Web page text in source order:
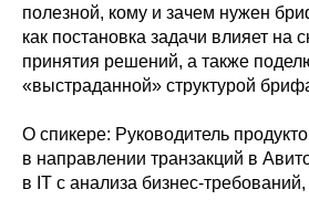
полезной, кому и зачем нужен
как постановка задачи влияет на
принятия решений, а также
«выстраданной» структурой
О спикере: Руководитель
в направлении транзакций в
в IT c анализа бизнес-